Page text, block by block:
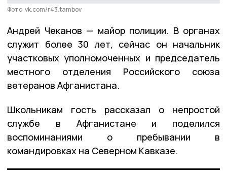
Фото: vk.com/r43.tambov
Андрей Чеканов — майор полиции. В органах
служит более 30 лет, сейчас он начальник
участковых уполномоченных и председатель
местного отделения Российского союза
ветеранов Афганистана.
Школьникам гость рассказал о непростой
службе в Афганистане и поделился
воспоминаниями о пребывании в
командировках на Северном Кавказе.